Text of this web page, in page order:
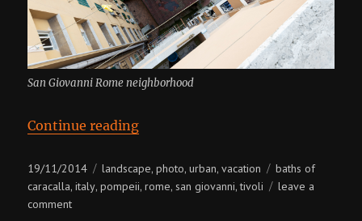
San Giovanni Rome neighborhood
Continue reading“Italy, Rome + Tivoli + Pompeii”
Posted
on
19/11/2014 Categories
landscape,photo,urban,vacation Tags
baths of
caracalla,italy,pompeii,rome, san giovanni,tivoli
leave a
commenton